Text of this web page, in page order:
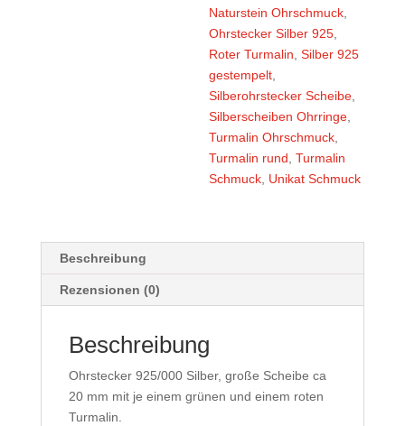
Naturstein Ohrschmuck
Ohrstecker Silber 925
Roter Turmalin ,Silber 925
gestempelt
Silberohrstecker Scheibe
Silberscheiben Ohrringe
Turmalin Ohrschmuck
Turmalin rund ,Turmalin
Schmuck Unikat Schmuck
Beschreibung
Rezensionen (0)
Beschreibung
Ohrstecker 925/000 Silber, große Scheibe ca
20 mm mit je einem grünen und einem roten
Turmalin.